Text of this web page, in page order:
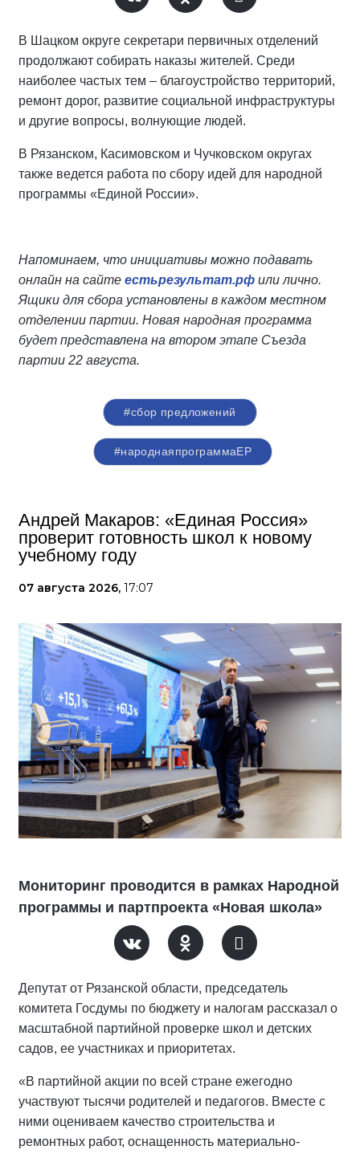
В Шацком округе секретари первичных отделений
продолжают собирать наказы жителей. Среди
наиболее частых тем – благоустройство территорий,
ремонт дорог, развитие социальной инфраструктуры
и другие вопросы, волнующие людей.
В Рязанском, Касимовском и Чучковском округах
также ведется работа по сбору идей для народной
программы «Единой России».
Напоминаем, что инициативы можно подавать
онлайн на сайте естьрезультат.рф или лично.
Ящики для сбора установлены в каждом местном
отделении партии. Новая народная программа
будет представлена на втором этапе Съезда
партии 22 августа.
#сбор предложений
#народнаяпрограммаЕР
Андрей Макаров: «Единая Россия»
проверит готовность школ к новому
учебному году
07 августа 2026, 17:07
Мониторинг проводится в рамках Народной
программы и партпроекта «Новая школа»
Депутат от Рязанской области, председатель
комитета Госдумы по бюджету и налогам рассказал о
масштабной партийной проверке школ и детских
садов, ее участниках и приоритетах.
«В партийной акции по всей стране ежегодно
участвуют тысячи родителей и педагогов. Вместе с
ними оцениваем качество строительства и
ремонтных работ, оснащенность материально-